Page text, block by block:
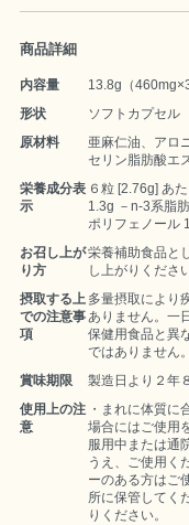
商品詳細
内容量
13.8g（
形状
ソフトカプセル
原材料
亜麻仁油、アロ
セリン脂肪酸エ
栄養成分表
示
６粒 [2.76g] あ
1.3g －n-3系脂
ポリフェノール
お召し上が
り方
栄養補助食品と
し上がりください
摂取する上
での注意事
項
多量摂取により
ありません。一
保健用食品と異
ではありません。
賞味期限
製造日より２年
使用上の注
意
・まれに体質に
場合にはご使用
服用中または通
うえ、ご使用く
ーのある方はご
所に保管してく
りください。